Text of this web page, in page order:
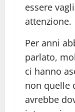
essere
attenzione.
Per anni
parlato,
ci hanno
non quelle
avrebbe